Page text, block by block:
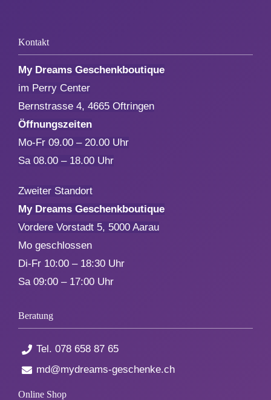
Kontakt
My Dreams Geschenkboutique
im Perry Center
Bernstrasse 4, 4665 Oftringen
Öffnungszeiten
Mo-Fr 09.00 – 20.00 Uhr
Sa 08.00 – 18.00 Uhr
Zweiter Standort
My Dreams Geschenkboutique
Vordere Vorstadt 5, 5000 Aarau
Mo geschlossen
Di-Fr 10:00 – 18:30 Uhr
Sa 09:00 – 17:00 Uhr
Beratung
Tel. 078 658 87 65
md@mydreams-geschenke.ch
Online Shop